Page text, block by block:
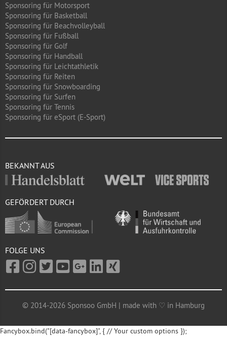
Sponsoring für Motorsport
Sponsoring für Basketball
Sponsoring für Beachvolleyball
Sponsoring für Fußball
Sponsoring für Golf
Sponsoring für Handball
Sponsoring für Leichtathletik
Sponsoring für Reiten
Sponsoring für Snowboarding
Sponsoring für Surfen
Sponsoring für Tennis
Sponsoring für eSport (E-Sport)
BEKANNT AUS
GEFÖRDERT DURCH
FOLGE UNS
© 2014-2026 Sponsoo GmbH | made with ♡ in Hamburg
Fancybox.bind("[data-fancybox]", { // Your custom options });